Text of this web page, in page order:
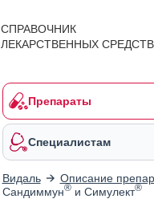
СПРАВОЧНИК
ЛЕКАРСТВЕННЫХ СРЕДСТВ
Препараты
Специалистам
Видаль Описание
Сандиммун®и Симулект®